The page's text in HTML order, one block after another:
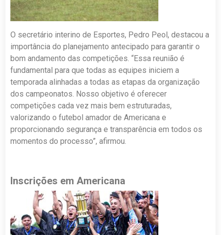
O secretário interino de Esportes, Pedro Peol, destacou a
importância do planejamento antecipado para garantir o
bom andamento das competições. “Essa reunião é
fundamental para que todas as equipes iniciem a
temporada alinhadas a todas as etapas da organização
dos campeonatos. Nosso objetivo é oferecer
competições cada vez mais bem estruturadas,
valorizando o futebol amador de Americana e
proporcionando segurança e transparência em todos os
momentos do processo”, afirmou.
Inscrições em Americana